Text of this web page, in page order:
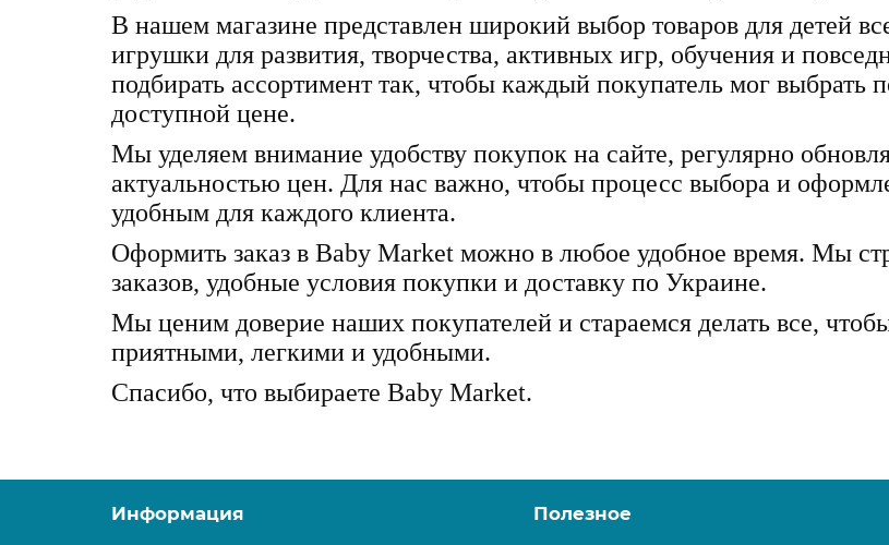
В нашем магазине представлен широкий выбор товаров для детей
игрушки для развития, творчества, активных игр, обучения и
подбирать ассортимент так, чтобы каждый покупатель мог выбрать
доступной цене.
Мы уделяем внимание удобству покупок на сайте, регулярно
актуальностью цен. Для нас важно, чтобы процесс выбора и
удобным для каждого клиента.
Оформить заказ в Baby Market можно в любое удобное время. Мы
заказов, удобные условия покупки и доставку по Украине.
Мы ценим доверие наших покупателей и стараемся делать все,
приятными, легкими и удобными.
Спасибо, что выбираете Baby Market.
Информация Полезное